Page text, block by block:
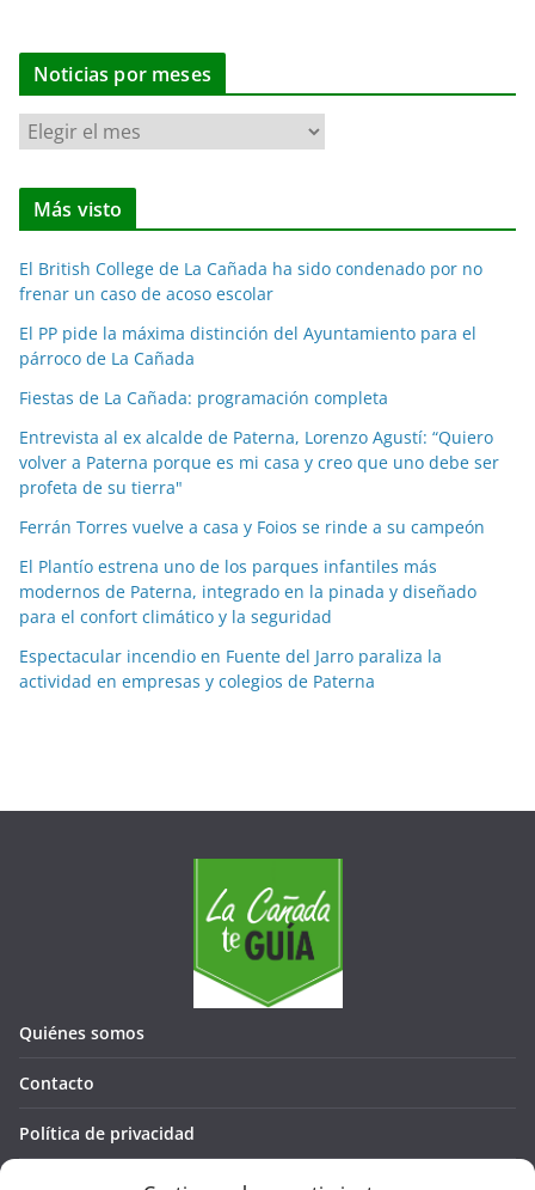
Noticias por meses
N
o
t
i
a
s
p
o
m
e
s
Más visto
El British College de La Cañada ha sido condenado por no
frenar un caso de acoso escolar
El PP pide la máxima distinción del Ayuntamiento para el
párroco de La Cañada
Fiestas de La Cañada: programación completa
Entrevista al ex alcalde de Paterna, Lorenzo Agustí: “Quiero
volver a Paterna porque es mi casa y creo que uno debe ser
profeta de su tierra"
Ferrán Torres vuelve a casa y Foios se rinde a su campeón
El Plantío estrena uno de los parques infantiles más
modernos de Paterna, integrado en la pinada y diseñado
para el confort climático y la seguridad
Espectacular incendio en Fuente del Jarro paraliza la
actividad en empresas y colegios de Paterna
Quiénes somos
Contacto
Política de privacidad
Política de cookies (UE)